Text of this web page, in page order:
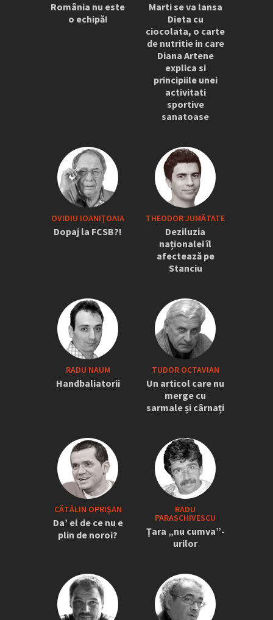
România nu este
o echipă!
Marti se va lansa
Dieta cu
ciocolata, o carte
de nutritie in care
Diana Artene
explica si
principiile unei
activitati
sportive
sanatoase
OVIDIU IOANIŢOAIA
Dopaj la FCSB?!
THEODOR JUMĂTATE
Deziluzia
naționalei îl
afectează pe
Stanciu
RADU NAUM
Handbaliatorii
TUDOR OCTAVIAN
Un articol care nu
merge cu
sarmale și cârnați
CĂTĂLIN OPRIŞAN
Da’ el de ce nu e
plin de noroi?
RADU
PARASCHIVESCU
Ţara „nu cumva”-
urilor